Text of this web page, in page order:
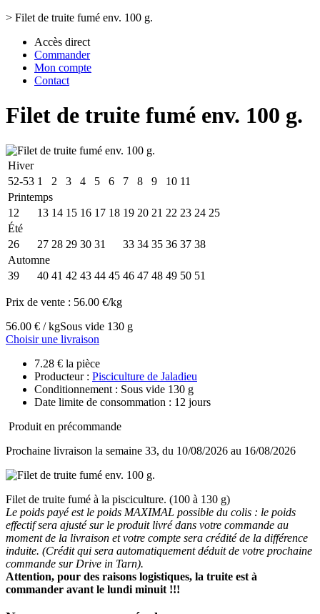
> Filet de truite fumé env. 100 g.
Accès direct
Commander
Mon compte
Contact
Filet de truite fumé env. 100 g.
Hiver
52-53 1 2 3 4 5 6 7 8 9 10 11
Printemps
12
13 14 15 16 17 18 19 20 21 22 23 24 25
Été
26
27 28 29 30 31 33 34 35 36 37 38
Automne
39
40 41 42 43 44 45 46 47 48 49 50 51
Prix de vente : 56.00 €/kg
56.00 € / kgSous vide 130 g
Choisir une livraison
7.28 € la pièce
Producteur : Pisciculture de Jaladieu
Conditionnement : Sous vide 130 g
Date limite de consommation : 12 jours
Produit en précommande
Prochaine livraison la semaine 33, du 10/08/2026 au 16/08/2026
Filet de truite fumé à la pisciculture. (100 à 130 g)
Le poids payé est le poids MAXIMAL possible du colis : le poids
effectif sera ajusté sur le produit livré dans votre commande au
moment de la livraison et votre compte sera crédité de la différence
induite. (Crédit qui sera automatiquement déduit de votre prochaine
commande sur Drive in Tarn).
Attention, pour des raisons logistiques, la truite est à
commander avant le lundi minuit !!!